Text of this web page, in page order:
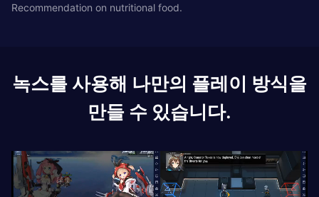
Recommendation on nutritional food.
녹스를 사용해 나만의 플레이 방식을
만들 수 있습니다.